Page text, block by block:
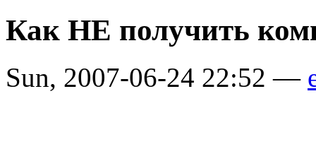
Как НЕ получить
Sun, 2007-06-24 22:52 —